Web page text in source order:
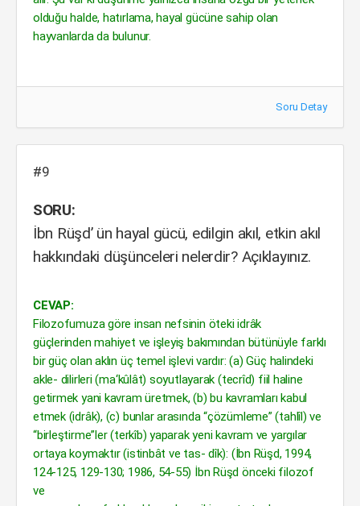
olduğu halde, hatırlama, hayal gücüne sahip olan
hayvanlarda da bulunur.
Soru Detay
#9
SORU:
İbn Rüşd’ ün hayal gücü, edilgin akıl, etkin akıl
hakkındaki düşünceleri nelerdir? Açıklayınız.
CEVAP:
Filozofumuza göre insan nefsinin öteki idrâk
güçlerinden mahiyet ve işleyiş bakımından bütünüyle farklı
bir güç olan aklın üç temel işlevi vardır: (a) Güç halindeki
akle- dilirleri (ma‘kûlât) soyutlayarak (tecrîd) fiil haline
getirmek yani kavram üretmek, (b) bu kavramları kabul
etmek (idrâk), (c) bunlar arasında “çözümleme” (tahlîl) ve
“birleştirme”ler (terkîb) yaparak yeni kavram ve yargılar
ortaya koymaktır (istinbât ve tas- dîk): (İbn Rüşd, 1994,
124-125, 129-130; 1986, 54-55) İbn Rüşd önceki filozof
ve